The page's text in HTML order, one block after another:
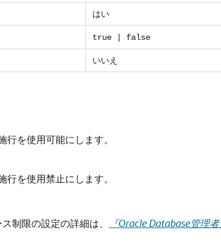
はい
true | false
いいえ
行を使用可能にします。
行を使用禁止にします。
制限の設定の詳細は、
『Oracle Database管理者